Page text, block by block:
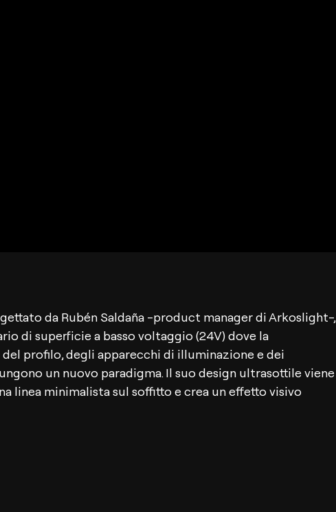
da Rubén Saldaña -product manager di Arkoslight-,
di superficie a basso voltaggio (24V) dove la
profilo, degli apparecchi di illuminazione e dei
un nuovo paradigma. Il suo design ultrasottile viene
linea minimalista sul soffitto e crea un effetto visivo